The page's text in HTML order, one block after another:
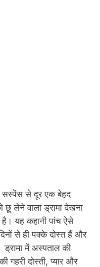
सस्पेंस से दूर एक बेहद
लेने वाला ड्रामा देखना
है। यह कहानी पांच ऐसे
से ही पक्के दोस्त हैं और
में अस्पताल की
गहरी दोस्ती, प्यार और